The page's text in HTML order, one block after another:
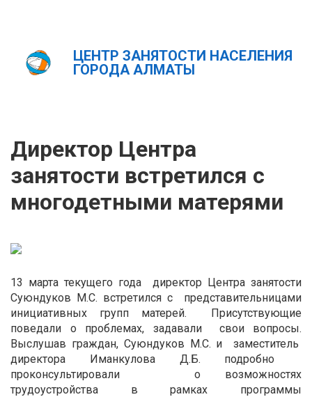
ЦЕНТР ЗАНЯТОСТИ НАСЕЛЕНИЯ
ГОРОДА АЛМАТЫ
Главная
Новости
Директор Центра занятости встретился с многодетными
Директор Центра
занятости встретился с
многодетными матерями
13 марта текущего года директор Центра занятости
Суюндуков М.С. встретился с представительницами
инициативных групп матерей. Присутствующие
поведали о проблемах, задавали свои вопросы.
Выслушав граждан, Суюндуков М.С. и заместитель
директора Иманкулова Д.Б. подробно
проконсультировали о возможностях
трудоустройства в рамках программы